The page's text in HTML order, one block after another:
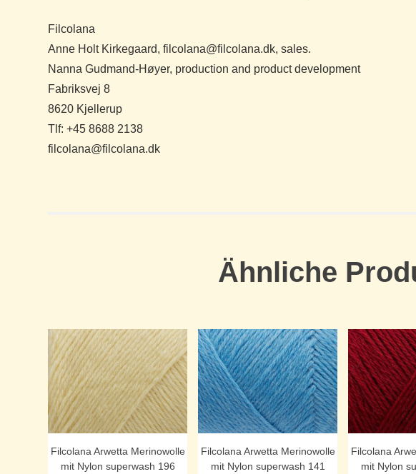
Filcolana
Anne Holt Kirkegaard, filcolana@filcolana.dk, sales.
Nanna Gudmand-Høyer, production and product development
Fabriksvej 8
8620 Kjellerup
Tlf: +45 8688 2138
filcolana@filcolana.dk
Ähnliche
Filcolana Arwetta Merinowolle
mit Nylon superwash 196
Filcolana Arwetta Merinowolle
mit Nylon superwash 141
Filcolana
mit Nylon